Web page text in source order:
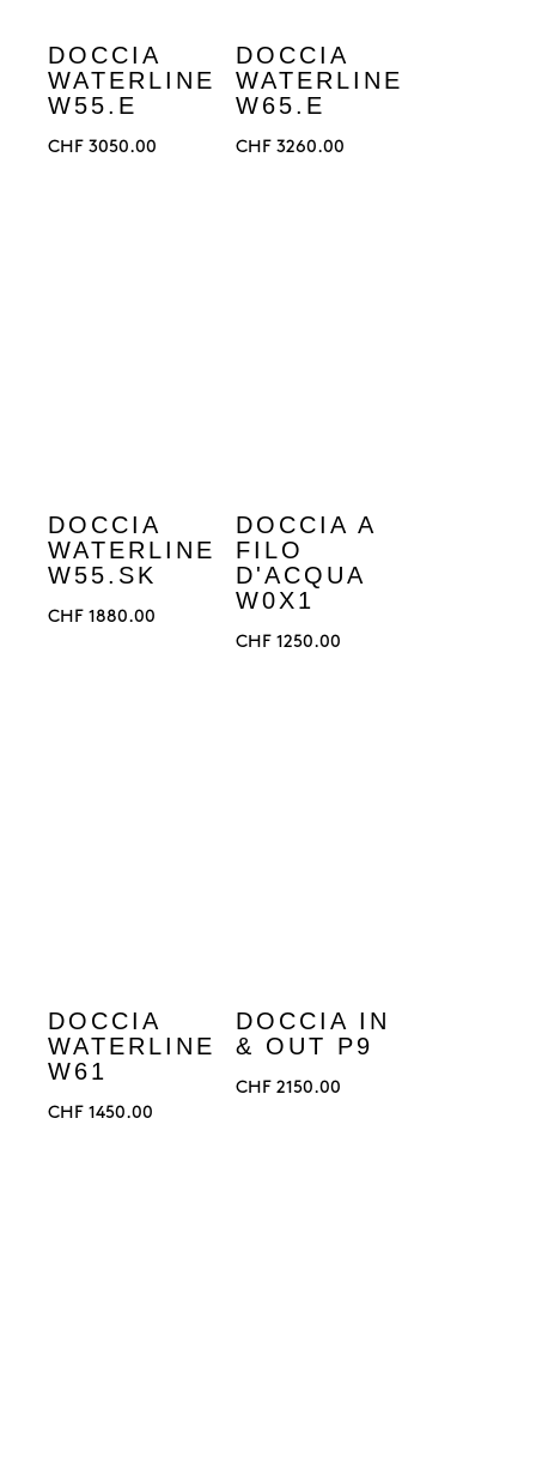
DOCCIA
WATERLINE
W55.E
CHF 3050.00
DOCCIA
WATERLINE
W65.E
CHF3260.00
DOCCIA
WATERLINE
W55.SK
CHF 1880.00
DOCCIA A
FILO
D'ACQUA
W0X1
CHF 1250.00
DOCCIA
WATERLINE
W61
CHF 1450.00
DOCCIA IN
& OUT P9
CHF 2150.00